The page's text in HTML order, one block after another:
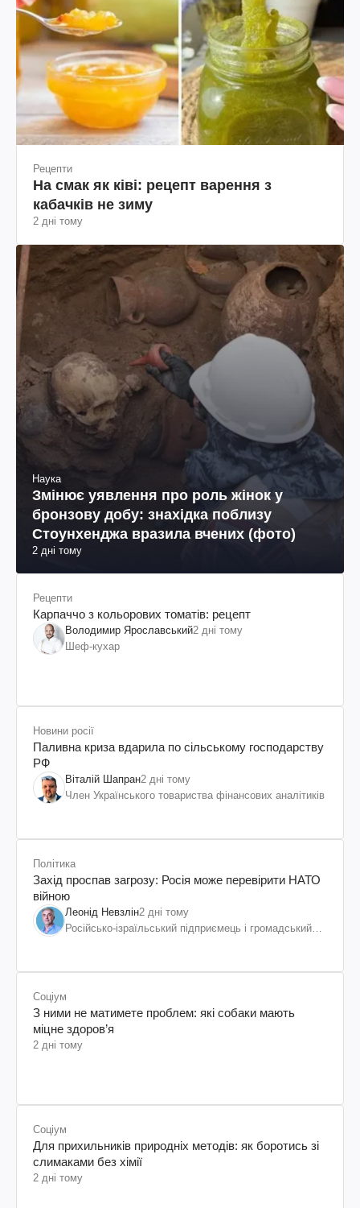
Рецепти
На смак як ківі: рецепт варення з
кабачків не зиму
2 дні тому
Наука
Змінює уявлення про роль жінок у
бронзову добу: знахідка поблизу
Стоунхенджа вразила вчених (фото)
2 дні тому
Рецепти
Карпаччо з кольорових томатів: рецепт
Володимир Ярославський2 дні тому
Шеф-кухар
Новини росії
Паливна криза вдарила по сільському господарству
РФ
Віталій Шапран2 дні тому
Член Українського товариства фінансових аналітиків
Політика
Захід проспав загрозу: Росія може перевірити НАТО
війною
Леонід Невзлін2 дні тому
Російсько-ізраїльський підприємець і громадський
Соціум
З ними не матимете проблем: які собаки мають
міцне здоров’я
2 дні тому
Соціум
Для прихильників природніх методів: як боротись зі
слимаками без хімії
2 дні тому